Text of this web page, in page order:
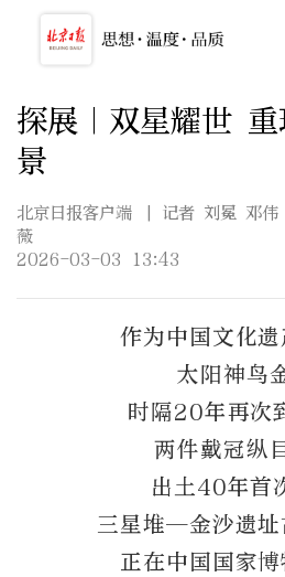
探展｜双星耀世
景
北京日报客户端
| 记者 刘冕 邓
薇
2026-03-03 13:43
作为中国文化
太阳神鸟
时隔20年再次
两件戴冠纵
出土40年首
三星堆—金沙遗址
正在中国国家